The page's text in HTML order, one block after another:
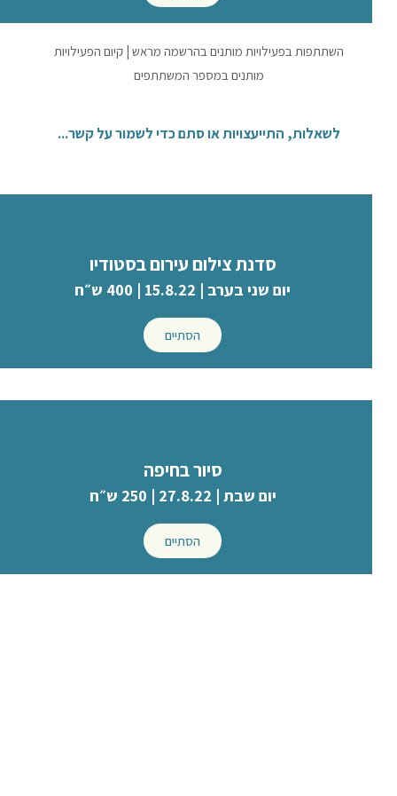
השתתפות בפעילויות מותנים בהרשמה מראש | קיום הפעילויות
מותנים במספר המשתתפים
לשאלות, התייעצויות או סתם כדי לשמור על קשר...
סדנת צילום עירום בסטודיו
יום שני בערב | 15.8.22 | 400 ש״ח
הסתיים
סיור בחיפה
יום שבת | 27.8.22 | 250 ש״ח
הסתיים